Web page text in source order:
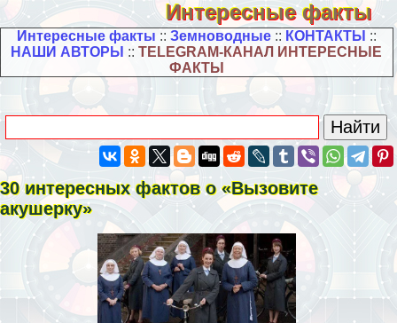
Интересные факты
Интересные факты :: Земноводные:: КОНТАКТЫ ::
НАШИ АВТОРЫ ::TELEGRAM-КАНАЛ ИНТЕРЕСНЫЕ
ФАКТЫ
30 интересных фактов о «Вызовите
акушерку»